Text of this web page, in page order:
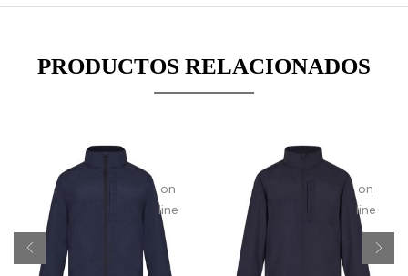
PRODUCTOS RELACIONADOS
given
on
line
given
on
line